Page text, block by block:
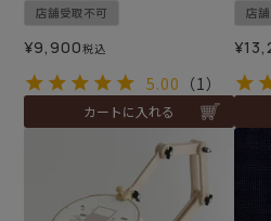
店舗受取不可
¥9,900税込
5.00 （1）
カートに入れる
店
¥